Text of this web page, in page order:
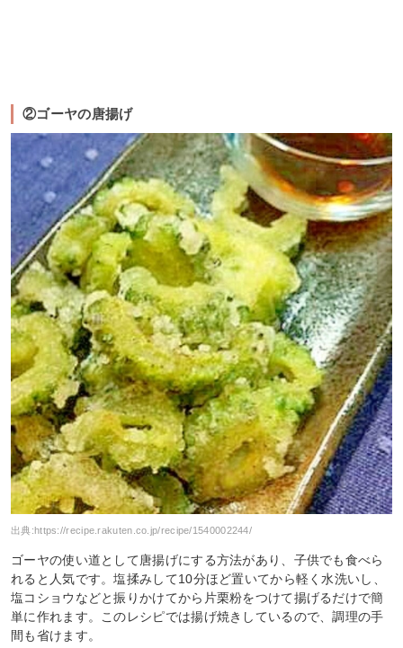
②ゴーヤの唐揚げ
出典:https://recipe.rakuten.co.jp/recipe/1540002244/
ゴーヤの使い道として唐揚げにする方法があり、子供でも食べら
れると人気です。塩揉みして10分ほど置いてから軽く水洗いし、
塩コショウなどと振りかけてから片栗粉をつけて揚げるだけで簡
単に作れます。このレシピでは揚げ焼きしているので、調理の手
間も省けます。